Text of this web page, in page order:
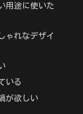
用途に使いた
ゃれなデザイ
いる
が欲しい